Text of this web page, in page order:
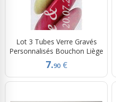
Lot 3 Tubes Verre Gravés
Personnalisés Bouchon Liège
7.90 €